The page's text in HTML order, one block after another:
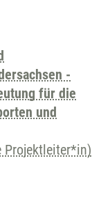
-
für die
und
Projektleiter*in)